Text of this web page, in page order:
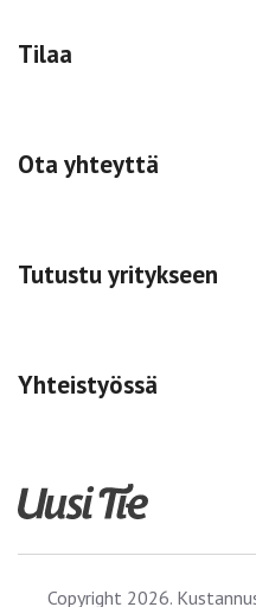
Tilaa
Ota yhteyttä
Tutustu yritykseen
Yhteistyössä
Copyright 2026.